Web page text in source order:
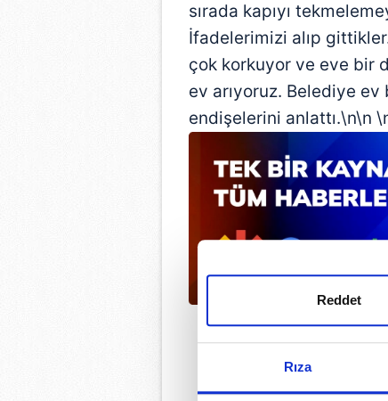
Rıza
Reddet
sırada kapıyı
İfadelerimizi alıp
çok korkuyor ve eve bir
ev arıyoruz. Belediye
endişelerini anlattı.\n\n